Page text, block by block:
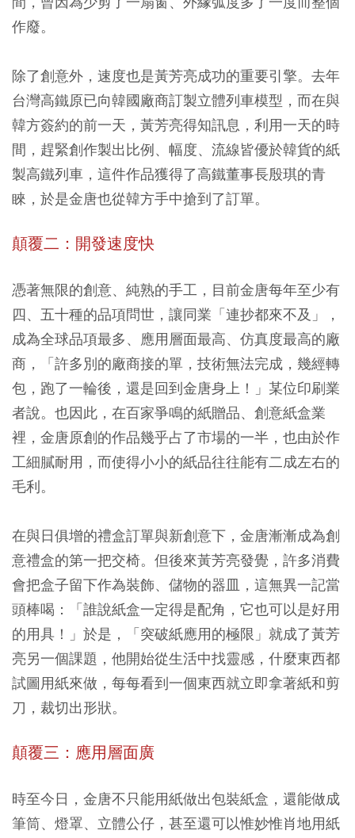
作廢。
除了創意外，速度也是黃芳亮成功的重要引擎。去年
台灣高鐵原已向韓國廠商訂製立體列車模型，而在與
韓方簽約的前一天，黃芳亮得知訊息，利用一天的時
間，趕緊創作製出比例、幅度、流線皆優於韓貨的紙
製高鐵列車，這件作品獲得了高鐵董事長殷琪的青
睞，於是金唐也從韓方手中搶到了訂單。
顛覆二：開發速度快
憑著無限的創意、純熟的手工，目前金唐每年至少有
四、五十種的品項問世，讓同業「連抄都來不及」，
成為全球品項最多、應用層面最高、仿真度最高的廠
商，「許多別的廠商接的單，技術無法完成，幾經轉
包，跑了一輪後，還是回到金唐身上！」某位印刷業
者說。也因此，在百家爭鳴的紙贈品、創意紙盒業
裡，金唐原創的作品幾乎占了市場的一半，也由於作
工細膩耐用，而使得小小的紙品往往能有二成左右的
毛利。
在與日俱增的禮盒訂單與新創意下，金唐漸漸成為創
意禮盒的第一把交椅。但後來黃芳亮發覺，許多消費
會把盒子留下作為裝飾、儲物的器皿，這無異一記當
頭棒喝：「誰說紙盒一定得是配角，它也可以是好用
的用具！」於是，「突破紙應用的極限」就成了黃芳
亮另一個課題，他開始從生活中找靈感，什麼東西都
試圖用紙來做，每每看到一個東西就立即拿著紙和剪
刀，裁切出形狀。
顛覆三：應用層面廣
時至今日，金唐不只能用紙做出包裝紙盒，還能做成
筆筒、燈罩、立體公仔，甚至還可以惟妙惟肖地用紙